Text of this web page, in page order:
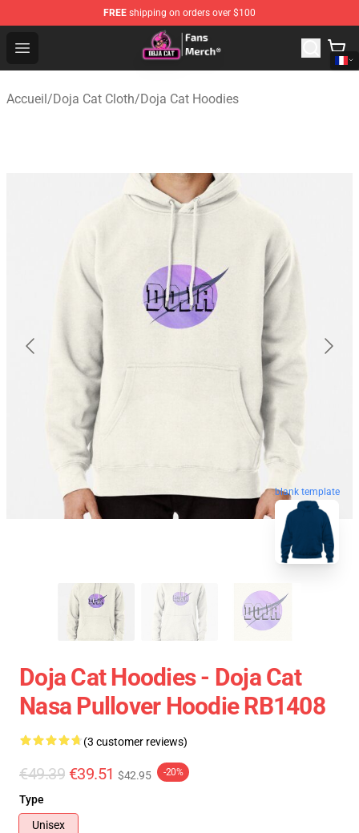
FREE shipping on orders over $100
Open menu
Doja Cat Store - Official Doja Cat Merchandise Shop
Accueil/Doja Cat Cloth/Doja Cat Hoodies
blank template
Doja Cat Hoodies - Doja Cat
Nasa Pullover Hoodie RB1408
(3 customer reviews)
€49.39 €39.51 $42.95 -20%
Type
Unisex